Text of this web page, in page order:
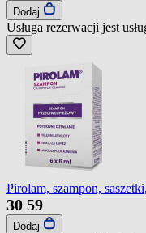
Dodaj
Usługa rezerwacji jest
Pirolam, szampon,
30 59
Dodaj